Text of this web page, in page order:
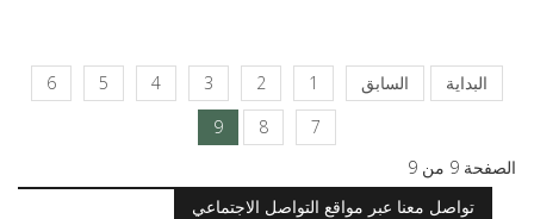
البداية السابق 1
2
3
4
5
6
7
8
9
الصفحة 9 من 9
تواصل معنا عبر مواقع التواصل الاجتماعي